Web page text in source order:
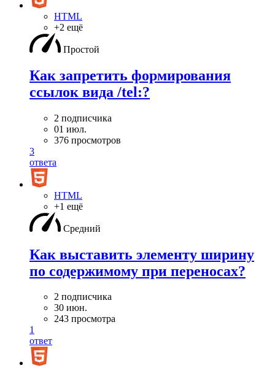
HTML
+2 ещё
Простой
Как запретить формирования
ссылок вида /tel:?
2 подписчика
01 июл.
376 просмотров
3
ответа
HTML
+1 ещё
Средний
Как выставить элементу ширину
по содержимому при переносах?
2 подписчика
30 июн.
243 просмотра
1
ответ